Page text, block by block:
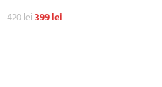
420lei399lei